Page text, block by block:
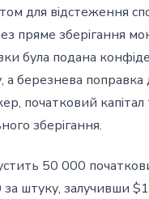
для відстеження
пряме зберігання
була подана
а березнева поправка
початковий
зберігання.
50 000
штуку, залучивши